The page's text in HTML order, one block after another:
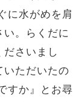
に水がめを肩
。らくだに
ださいまし
いただいたの
すか』とお尋